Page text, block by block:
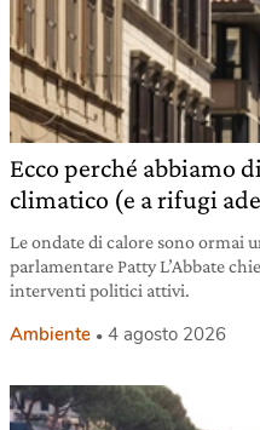
Ecco perché abbiamo
climatico (e a rifugi
Le ondate di calore sono ormai
parlamentare Patty L’Abbate
interventi politici attivi.
Ambiente 4 agosto 2026